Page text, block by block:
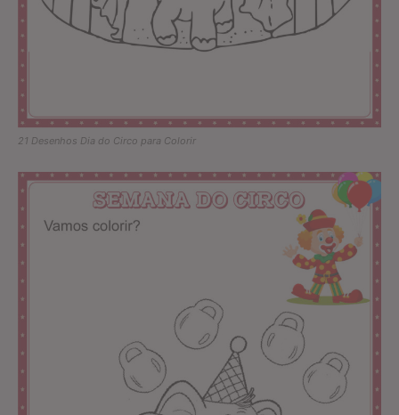
21 Desenhos Dia do Circo para Colorir